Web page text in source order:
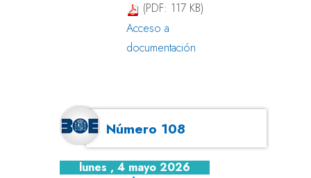
(PDF: 117 KB)
Acceso a
documentación
Número 108
lunes , 4 mayo 2026